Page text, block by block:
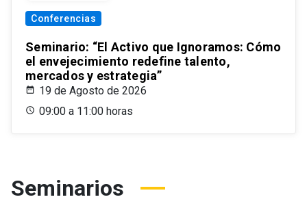
Conferencias
Seminario: “El Activo que Ignoramos: Cómo
el envejecimiento redefine talento,
mercados y estrategia”
19 de Agosto de 2026
09:00 a 11:00 horas
Seminarios